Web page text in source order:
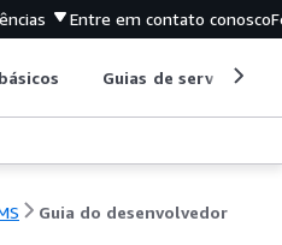
Entre em contato conosco
Guias de serviço
Guia do desenvolvedor